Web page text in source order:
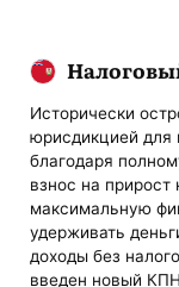
Исторически
юрисдикцией для
благодаря
взнос на прирост
максимальную
удерживать
доходы без
введен новый